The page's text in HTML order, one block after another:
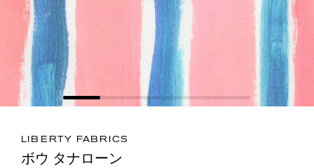
LIBERTY FABRICS
ボウ タナローン